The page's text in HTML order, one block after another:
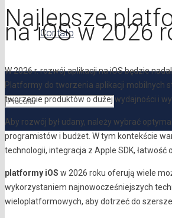
Contato
Najlepsze
na iOS w 2026
W 2026 r. rozwój aplikacji na iOS będzie
Platformy do tworzenia aplikacji mobilnych
tworzenie produktów o dużej wydajności i
Aby rozwój był udany, należy wybrać
programistów i budżet. W tym kontekście
technologii, integracja z Apple SDK,
platformy iOS w 2026 roku oferują wiele
wykorzystaniem najnowocześniejszych
wieloplatformowych, aby dotrzeć do